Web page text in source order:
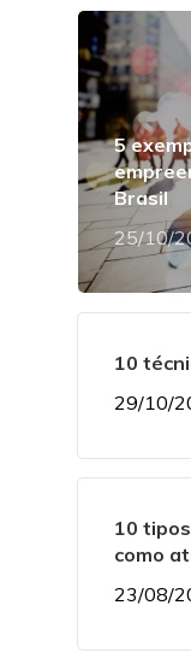
5
Brasil
25/10/
10
29/10/
10
como
23/08/